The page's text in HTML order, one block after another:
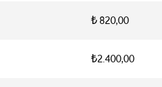
₺ 820,00
₺2.400,00